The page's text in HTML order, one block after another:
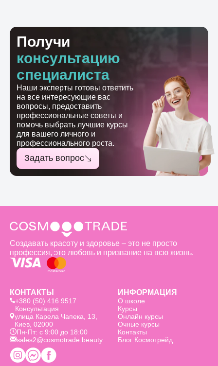
Получи
консультацию
специалиста
Наши эксперты готовы ответить
на все интересующие вас
вопросы, предоставить
профессиональные советы и
помочь выбрать лучшие курсы
для вашего личного и
профессионального роста.
Задать вопрос
Создавать красоту и здоровье – это не просто
профессия, это любовь и призвание на всю жизнь.
КОНТАКТЫ
+380 (50) 416 9517
Консультация
улица Карела Чапека, 13,
Киев, 02000
Пн-Пт: с 9:00 до 18:00
sales2@cosmotrade.beauty
ИНФОРМАЦИЯ
О школе
Курсы
Онлайн курсы
Очные курсы
Контакты
Блог Космотрейд